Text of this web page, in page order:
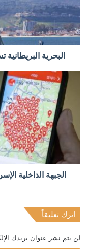
البحرية
الجبهة الداخلية
اترك تعليقاً
لن يتم نشر عنوان بريدك